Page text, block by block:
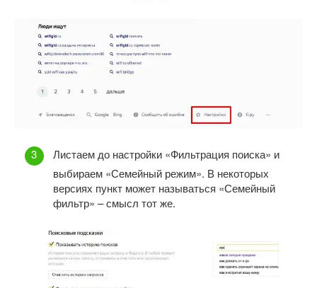
Листаем до настройки «Фильтрация поиска» и
выбираем «Семейный режим». В некоторых
версиях пункт может называться «Семейный
фильтр» – смысл тот же.